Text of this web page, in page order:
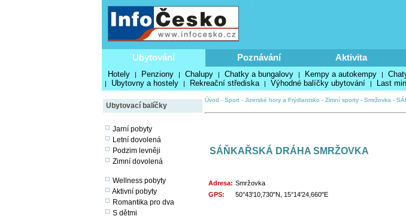
Ubytování Poznávání Aktivita
Hotely | Penziony | Chalupy | Chatky a bungalovy | Kempy a autokempy |
| Ubytovny a hostely | Rekreační střediska | Výhodné balíčky ubytování | Last
Ubytovací balíčky
Jarní pobyty
Letní dovolená
Podzim levněji
Zimní dovolená
Wellness pobyty
Aktivní pobyty
Romantika pro dva
S dětmi
Úvod - Sport- Jizerské hory a Frýdlantsko - Zimní sporty- Smržovka -
SÁŇKAŘSKÁ DRÁHA SMRŽOVKA
Adresa: Smržovka
GPS:
50°43'10,730"N, 15°14'24,660"E